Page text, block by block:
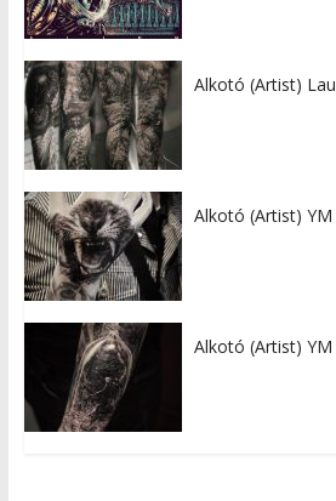
Alkotó (Artist)
Alkotó (Artist) YM
Alkotó (Artist) YM